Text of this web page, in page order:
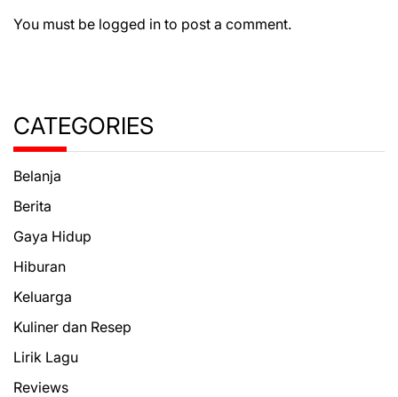
You must be logged in to post a comment.
CATEGORIES
Belanja
Berita
Gaya Hidup
Hiburan
Keluarga
Kuliner dan Resep
Lirik Lagu
Reviews